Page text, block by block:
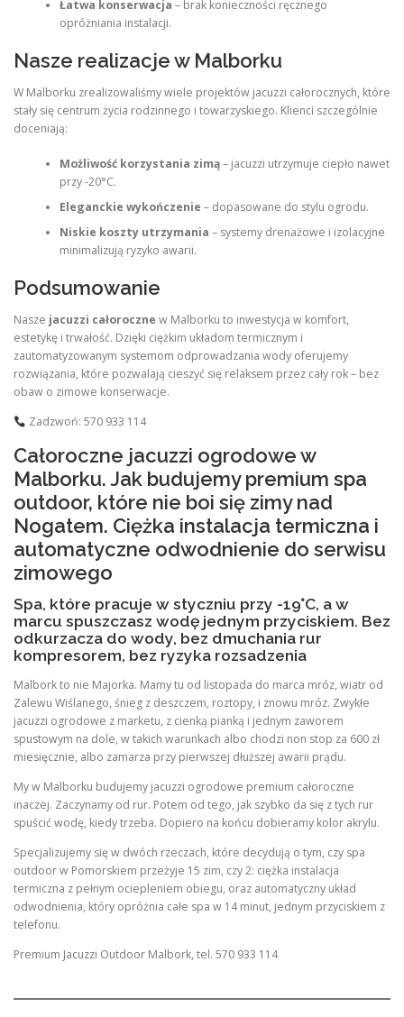
Łatwa konserwacja – brak konieczności ręcznego
opróżniania instalacji.
Nasze realizacje w Malborku
W Malborku zrealizowaliśmy wiele projektów jacuzzi całorocznych, które
stały się centrum życia rodzinnego i towarzyskiego. Klienci szczególnie
doceniają:
Możliwość korzystania zimą– jacuzzi utrzymuje ciepło nawet
przy -20°C.
Eleganckie wykończenie – dopasowane do stylu ogrodu.
Niskie koszty utrzymania – systemy drenażowe i izolacyjne
minimalizują ryzyko awarii.
Podsumowanie
Nasze jacuzzi całoroczne w Malborku to inwestycja w komfort,
estetykę i trwałość. Dzięki ciężkim układom termicznym i
zautomatyzowanym systemom odprowadzania wody oferujemy
rozwiązania, które pozwalają cieszyć się relaksem przez cały rok – bez
obaw o zimowe konserwacje.
Zadzwoń: 570 933 114
Całoroczne jacuzzi ogrodowe w
Malborku. Jak budujemy premium spa
outdoor, które nie boi się zimy nad
Nogatem. Ciężka instalacja termiczna i
automatyczne odwodnienie do serwisu
zimowego
Spa, które pracuje w styczniu przy -19°C, a w
marcu spuszczasz wodę jednym przyciskiem. Bez
odkurzacza do wody, bez dmuchania rur
kompresorem, bez ryzyka rozsadzenia
Malbork to nie Majorka. Mamy tu od listopada do marca mróz, wiatr od
Zalewu Wiślanego, śnieg z deszczem, roztopy, i znowu mróz. Zwykłe
jacuzzi ogrodowe z marketu, z cienką pianką i jednym zaworem
spustowym na dole, w takich warunkach albo chodzi non stop za 600 zł
miesięcznie, albo zamarza przy pierwszej dłuższej awarii prądu.
My w Malborku budujemy jacuzzi ogrodowe premium całoroczne
inaczej. Zaczynamy od rur. Potem od tego, jak szybko da się z tych rur
spuścić wodę, kiedy trzeba. Dopiero na końcu dobieramy kolor akrylu.
Specjalizujemy się w dwóch rzeczach, które decydują o tym, czy spa
outdoor w Pomorskiem przeżyje 15 zim, czy 2: ciężka instalacja
termiczna z pełnym ociepleniem obiegu, oraz automatyczny układ
odwodnienia, który opróżnia całe spa w 14 minut, jednym przyciskiem z
telefonu.
Premium Jacuzzi Outdoor Malbork, tel. 570 933 114